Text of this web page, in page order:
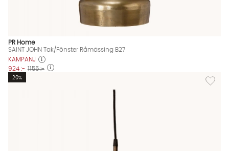
PR Home
SAINT JOHN Tak/Fönster Råmässing B27
KAMPANJ
924 :- 1155 :-
Lägg
20%